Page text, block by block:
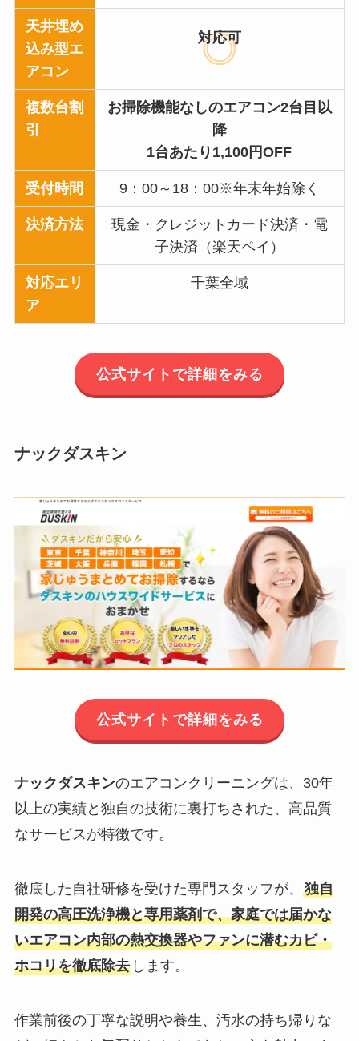
天井埋め
込み型エ
アコン
対応可
複数台割
引
お掃除機能なしのエアコン2台目以
降
1台あたり1,100円OFF
受付時間 9：00～18：00※年末年始除く
決済方法
現金・クレジットカード決済・電
子決済（楽天ペイ）
対応エリ
ア
千葉全域
公式サイトで詳細をみる
ナックダスキン
公式サイトで詳細をみる
ナックダスキンのエアコンクリーニングは、30年
以上の実績と独自の技術に裏打ちされた、高品質
なサービスが特徴です。
徹底した自社研修を受けた専門スタッフが、 独自
開発の高圧洗浄機と専用薬剤で、家庭では届かな
いエアコン内部の熱交換器やファンに潜むカビ・
ホコリを徹底除去します。
作業前後の丁寧な説明や養生、汚水の持ち帰りな